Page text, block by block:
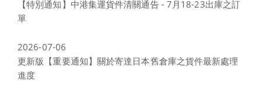
【特別通知】中港集運貨件清關通告 - 7月18-23出庫之訂
單
2026-07-06
更新版【重要通知】關於寄達日本舊倉庫之貨件最新處理
進度